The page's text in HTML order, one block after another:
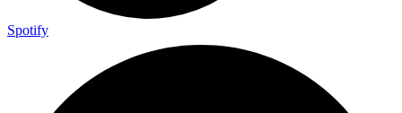
Spotify